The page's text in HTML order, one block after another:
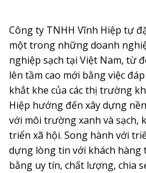
Công ty TNHH Vĩnh Hiệp tự
một trong những doanh
nghiệp sạch tại Việt Nam, từ
lên tầm cao mới bằng việc
khắt khe của các thị trường
Hiệp hướng đến xây dựng
với môi trường xanh và sạch,
triển xã hội. Song hành với
dựng lòng tin với khách hàng
bằng uy tín, chất lượng, chia